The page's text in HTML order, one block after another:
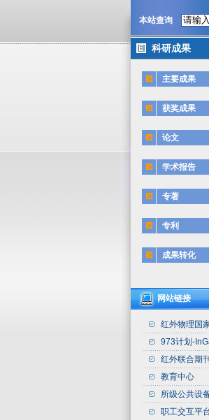
本站查询
科研成果
主要成果
获奖成果
论文
学术报告
专著
专利
成果转化
网站链接
红外物理国
973计划-
红外联合期
教育中心
所级公共设
职工交互平